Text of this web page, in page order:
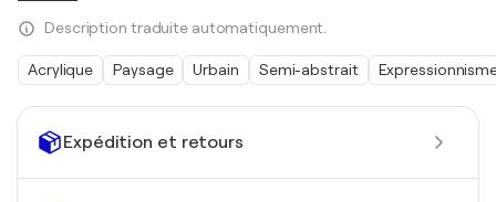
Expédition et retours
Description traduite automatiquement.
Acrylique Paysage Urbain Semi-abstrait